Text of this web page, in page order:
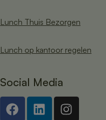
Lunch Thuis Bezorgen
Lunch op kantoor regelen
Social Media